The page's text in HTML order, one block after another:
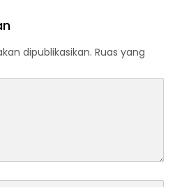
dipublikasikan. Ruas yang